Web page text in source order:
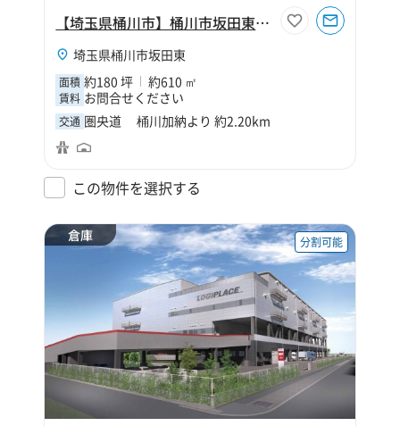
【埼玉県桶川市】桶川市坂田東2丁目180坪倉庫
埼玉県桶川市坂田東
面積 約180 坪 約610 ㎡
賃料 お問合せください
交通 圏央道 桶川加納より 約2.20km
この物件を選択する
倉庫 分割可能